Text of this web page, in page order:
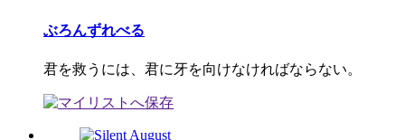
ぶろんずれべる
君を救うには、君に牙を向けなければならない。